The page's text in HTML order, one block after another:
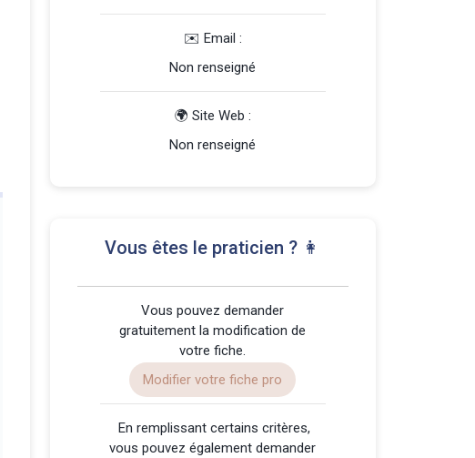
️✉️ Email :
Non renseigné
🌍 Site Web :
Non renseigné
Vous êtes le praticien ? 👩
Vous pouvez demander
gratuitement la modification de
votre fiche.
Modifier votre fiche pro
️ En remplissant certains critères,
vous pouvez également demander